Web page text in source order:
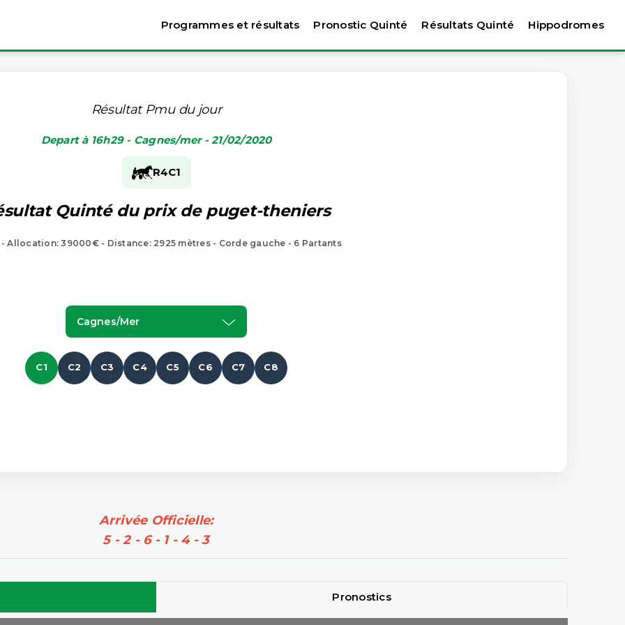
Programmes et résultats Pronostic Quinté Résultats Quinté Hippodromes
Résultat Pmu du jour
Depart à 16h29 - Cagnes/mer - 21/02/2020
R4C1
Quinté du prix de puget-theniers
Allocation: 39000€ - Distance: 2925 mètres - Corde gauche - 6 Partants
Cagnes/mer
C1 C2 C3 C4 C5 C6 C7 C8
Arrivée Officielle:
5 - 2 - 6 - 1 - 4 - 3
Pronostics